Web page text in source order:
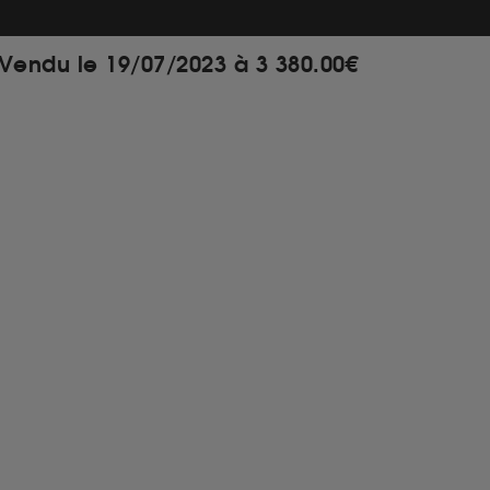
le 19/07/2023 à 3 380.00€